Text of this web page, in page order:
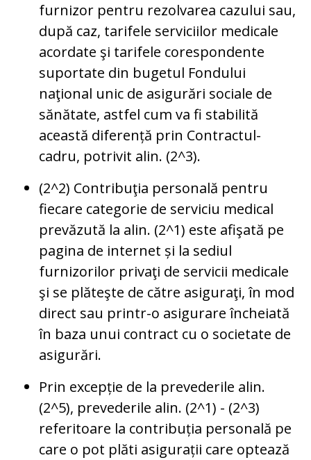
furnizor pentru rezolvarea cazului sau,
după caz, tarifele serviciilor medicale
acordate şi tarifele corespondente
suportate din bugetul Fondului
naţional unic de asigurări sociale de
sănătate, astfel cum va fi stabilită
această diferență prin Contractul-
cadru, potrivit alin. (2^3).
(2^2) Contribuţia personală pentru
fiecare categorie de serviciu medical
prevăzută la alin. (2^1) este afişată pe
pagina de internet și la sediul
furnizorilor privaţi de servicii medicale
şi se plăteşte de către asiguraţi, în mod
direct sau printr-o asigurare încheiată
în baza unui contract cu o societate de
asigurări.
Prin excepție de la prevederile alin.
(2^5), prevederile alin. (2^1) - (2^3)
referitoare la contribuția personală pe
care o pot plăti asigurații care optează